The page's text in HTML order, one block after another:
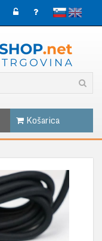
English
Košarica